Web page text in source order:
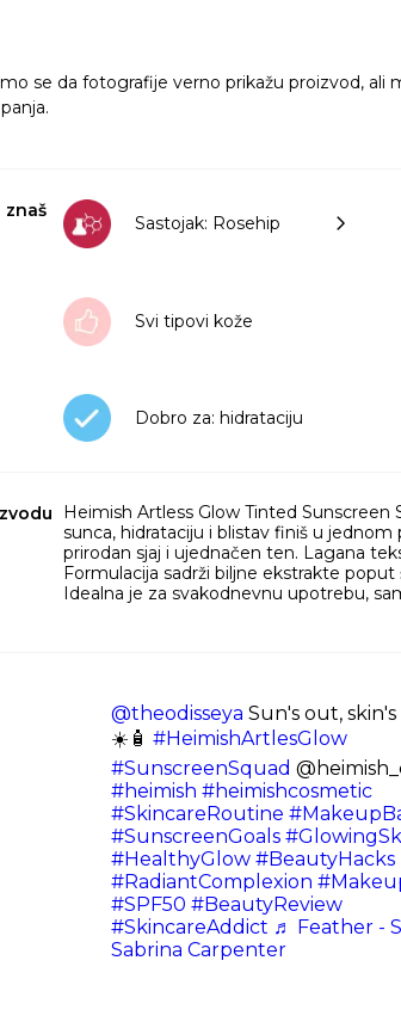
se da fotografije verno prikažu proizvod, ali
znaš
Sastojak: Rosehip
Svi tipovi kože
Dobro za: hidrataciju
Heimish Artless Glow Tinted
sunca, hidrataciju i blistav finiš u
prirodan sjaj i ujednačen ten. Lagana
Formulacija sadrži biljne ekstrakte
Idealna je za svakodnevnu upotrebu,
@theodisseya Sun's out,
☀️🧴 #HeimishArtlesGlow
#SunscreenSquad
#heimish #heimishcosmetic
#SkincareRoutine
#SunscreenGoals
#HealthyGlow #BeautyHacks
#RadiantComplexion
#SPF50 #BeautyReview
#SkincareAddict ♬ Feather -
Sabrina Carpenter